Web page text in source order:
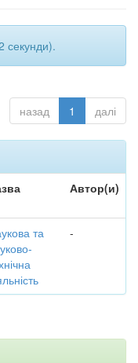
секунди).
назад 1 далі
Автор(и)
та
-